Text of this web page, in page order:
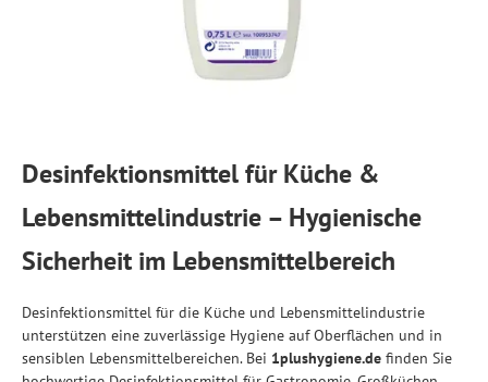
Desinfektionsmittel für Küche &
Lebensmittelindustrie – Hygienische
Sicherheit im Lebensmittelbereich
Desinfektionsmittel für die Küche und Lebensmittelindustrie
unterstützen eine zuverlässige Hygiene auf Oberflächen und in
sensiblen Lebensmittelbereichen. Bei 1plushygiene.de finden Sie